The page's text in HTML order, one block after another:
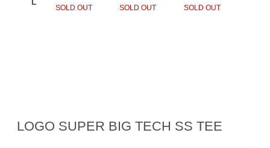
LOGO SUPER BIG TECH SS TEE